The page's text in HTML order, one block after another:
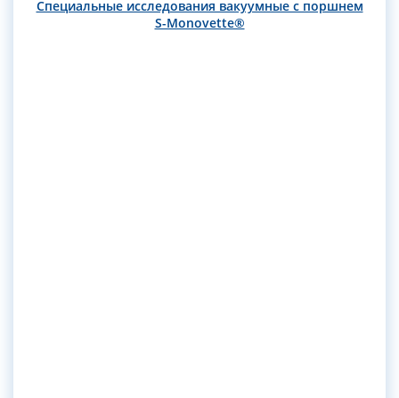
Специальные исследования вакуумные с поршнем
S-Monovette®